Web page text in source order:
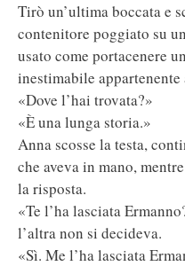
Tirò un’ultima boccata e
contenitore poggiato su
usato come portacenere
inestimabile
«Dove l’hai trovata?»
«È una lunga storia.»
Anna scosse la testa,
che aveva in mano,
la risposta.
«Te l’ha lasciata
l’altra non si decideva.
«Sì. Me l’ha lasciata